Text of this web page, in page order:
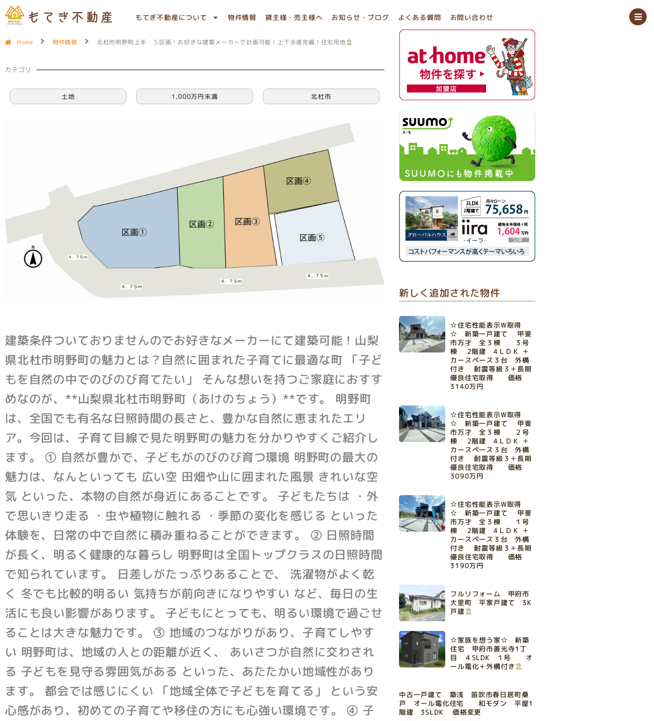
容
を
ス
キ
プ
もてぎ不動産について 物件情報 貸主様・売主様へ お知らせ・ブログ よくある質問 お問い合わせ
Home 物件情報 北杜市明野町上手 ５区画！お好きな建築メーカーで計画可能！上下水道完備！住宅用地
カテゴリ
土地 1,000万円未満 北杜市
建築条件ついておりませんのでお好きなメーカーにて建築可能！山梨
県北杜市明野町の魅力とは？自然に囲まれた子育てに最適な町 「子ど
もを自然の中でのびのび育てたい」 そんな想いを持つご家庭におすす
めなのが、**山梨県北杜市明野町（あけのちょう）**です。 明野町
は、全国でも有名な日照時間の長さと、豊かな自然に恵まれたエリ
ア。今回は、子育て目線で見た明野町の魅力を分かりやすくご紹介し
ます。 ① 自然が豊かで、子どもがのびのび育つ環境 明野町の最大の
魅力は、なんといっても 広い空 田畑や山に囲まれた風景 きれいな空
気 といった、本物の自然が身近にあることです。 子どもたちは ・外
で思いきり走る ・虫や植物に触れる ・季節の変化を感じる といった
体験を、日常の中で自然に積み重ねることができます。 ② 日照時間
が長く、明るく健康的な暮らし 明野町は全国トップクラスの日照時間
で知られています。 日差しがたっぷりあることで、 洗濯物がよく乾
く 冬でも比較的明るい 気持ちが前向きになりやすい など、毎日の生
活にも良い影響があります。 子どもにとっても、明るい環境で過ごせ
ることは大きな魅力です。 ③ 地域のつながりがあり、子育てしやす
い 明野町は、地域の人との距離が近く、 あいさつが自然に交わされ
る 子どもを見守る雰囲気がある といった、あたたかい地域性があり
ます。 都会では感じにくい 「地域全体で子どもを育てる」 という安
心感があり、初めての子育てや移住の方にも心強い環境です。 ④ 子
新しく追加された物件
☆住宅性能表示W取得
☆ 新築一戸建て 甲斐
市万才 全３棟 ３号
棟 2階建 4ＬＤＫ ＋
カースペース３台 外構
付き 耐震等級３＋長期
優良住宅取得 価格
3140万円
☆住宅性能表示W取得
☆ 新築一戸建て 甲斐
市万才 全３棟 ２号
棟 2階建 4ＬＤＫ ＋
カースペース３台 外構
付き 耐震等級３＋長期
優良住宅取得 価格
3090万円
☆住宅性能表示W取得
☆ 新築一戸建て 甲斐
市万才 全３棟 １号
棟 2階建 4ＬＤＫ ＋
カースペース３台 外構
付き 耐震等級３＋長期
優良住宅取得 価格
3190万円
フルリフォーム 甲府市
大里町 平家戸建て 3K
戸建
☆家族を想う家☆ 新築
住宅 甲府市善光寺1丁
目 ４SLDK １号 オ
ール電化＋外構付き
中古一戸建て 築浅 笛吹市春日居町桑
戸 オール電化住宅 和モダン 平屋1
階建 3SLDK 価格変更